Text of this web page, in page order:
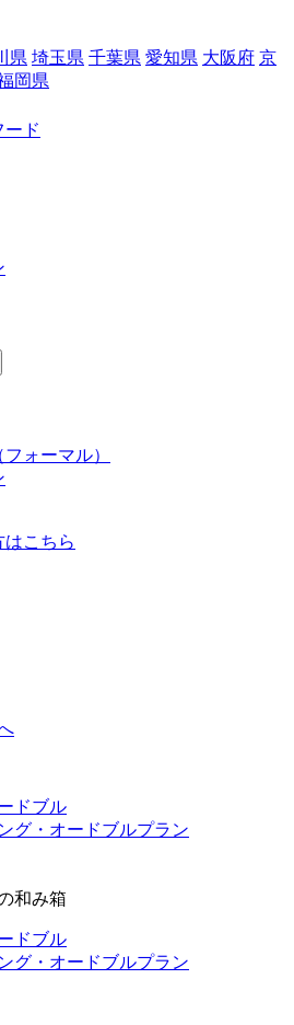
県 埼玉県 千葉県 愛知県 大阪府 京
岡県
ード
ォーマル）
こちら
ドブル
グ・オードブルプラン
和み箱
ドブル
グ・オードブルプラン